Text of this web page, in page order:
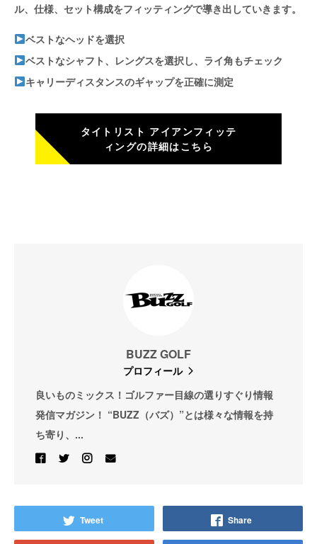
ル、仕様、セット構成をフィッティングで導き出していきます。
ベストなヘッドを選択
ベストなシャフト、レングスを選択し、ライ角もチェック
キャリーディスタンスのギャップを正確に測定
タイトリスト アイアンフィッテ
ィングの詳細はこちら
BUZZ GOLF
プロフィール
良いものミックス！ゴルファー目線の選りすぐり情報
発信マガジン！ “BUZZ（バズ）”とは様々な情報を持
ち寄り、...
Tweet Share